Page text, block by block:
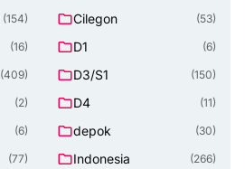
(154) Cilegon (53)
(16) D1 (6)
(409) D3/S1 (150)
(2) D4 (11)
(6) depok (30)
(77) Indonesia (266)